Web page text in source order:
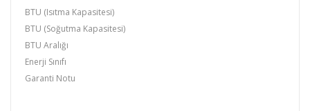
BTU (Isıtma Kapasitesi)
BTU (Soğutma Kapasitesi)
BTU Aralığı
Enerji Sınıfı
Garanti Notu